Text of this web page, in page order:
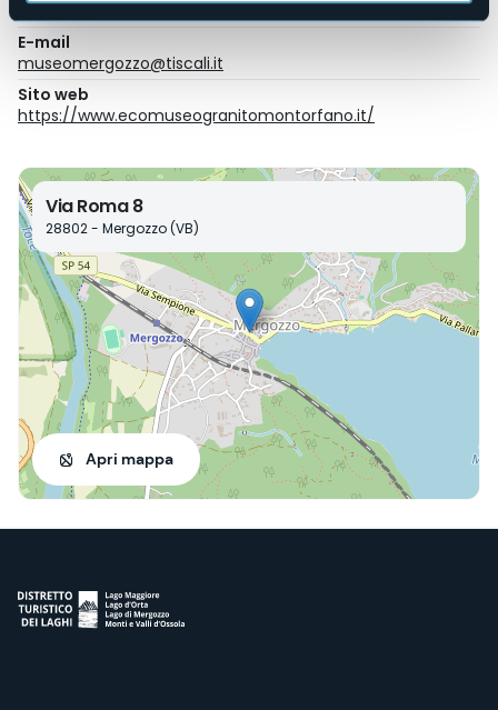
+39 0323 840809; +39 348 7340347
E-mail
museomergozzo@tiscali.it
Sito web
https://www.ecomuseogranitomontorfano.it/
Via Roma 8
28802 - Mergozzo (VB)
Apri mappa